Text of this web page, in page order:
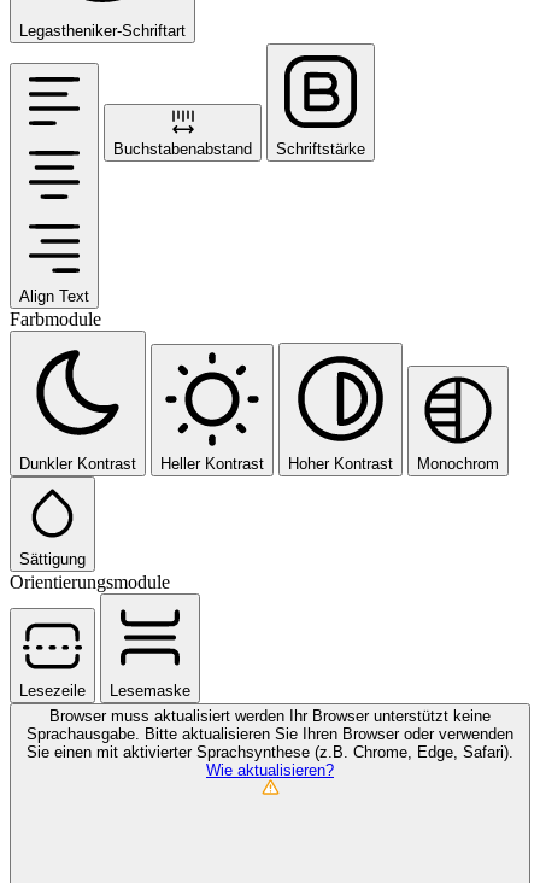
Legastheniker-Schriftart
Align Text
Buchstabenabstand Schriftstärke
Farbmodule
Dunkler Kontrast Heller Kontrast Hoher Kontrast Monochrom
Sättigung
Orientierungsmodule
Lesezeile
Lesemaske
Browser muss aktualisiert werden Ihr Browser unterstützt keine
Sprachausgabe. Bitte aktualisieren Sie Ihren Browser oder verwenden
Sie einen mit aktivierter Sprachsynthese (z.B. Chrome, Edge, Safari).
Wie aktualisieren?